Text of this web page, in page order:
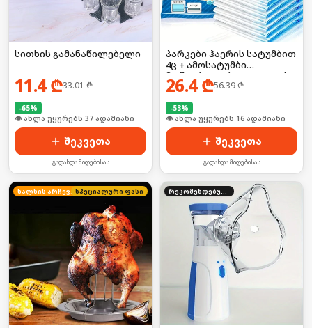
სითხის გამანაწილებელი
11.4₾33.01₾
-65%
🛒 ბოლო 24სთ-ში იყიდა 8-მა
შეკვეთა
გადახდა მიღებისას
პარკები ჰაერის სატუმბით
4ც + ამოსატუმბი
მოწყობილობა, ადგილის
დასაზოგად
26.4₾56.39₾
-53%
🛒 ბოლო 24სთ-ში იყიდა 21-მა
შეკვეთა
გადახდა მიღებისას
ხალხის არჩევანისპეციალური ფასი